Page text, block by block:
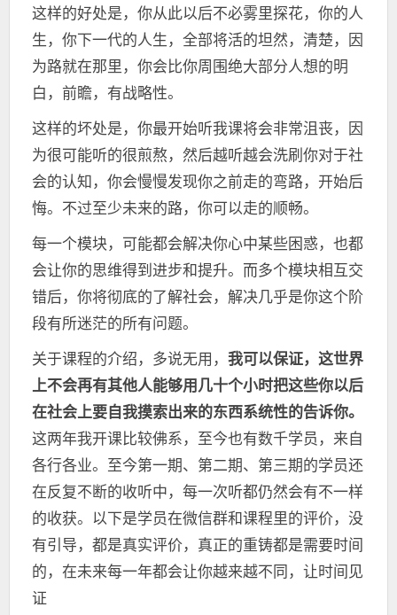
这样的好处是，你从此以后不必雾里探花，你的人
生，你下一代的人生，全部将活的坦然，清楚，因
为路就在那里，你会比你周围绝大部分人想的明
白，前瞻，有战略性。
这样的坏处是，你最开始听我课将会非常沮丧，因
为很可能听的很煎熬，然后越听越会洗刷你对于社
会的认知，你会慢慢发现你之前走的弯路，开始后
悔。不过至少未来的路，你可以走的顺畅。
每一个模块，可能都会解决你心中某些困惑，也都
会让你的思维得到进步和提升。而多个模块相互交
错后，你将彻底的了解社会，解决几乎是你这个阶
段有所迷茫的所有问题。
关于课程的介绍，多说无用， 我可以保证，这世界
上不会再有其他人能够用几十个小时把这些你以后
在社会上要自我摸索出来的东西系统性的告诉你。
这两年我开课比较佛系，至今也有数千学员，来自
各行各业。至今第一期、第二期、第三期的学员还
在反复不断的收听中，每一次听都仍然会有不一样
的收获。以下是学员在微信群和课程里的评价，没
有引导，都是真实评价，真正的重铸都是需要时间
的，在未来每一年都会让你越来越不同，让时间见
证